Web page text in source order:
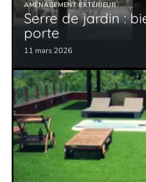
AMÉNAGEMENT EXTÉRIEUR
Serre de jardin :
porte
11 mars 2026